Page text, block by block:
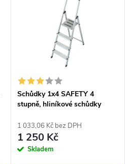
Schůdky 1x4 SAFETY 4
stupně, hliníkové schůdky
1 033,06 Kč bez DPH
1 250 Kč
Skladem